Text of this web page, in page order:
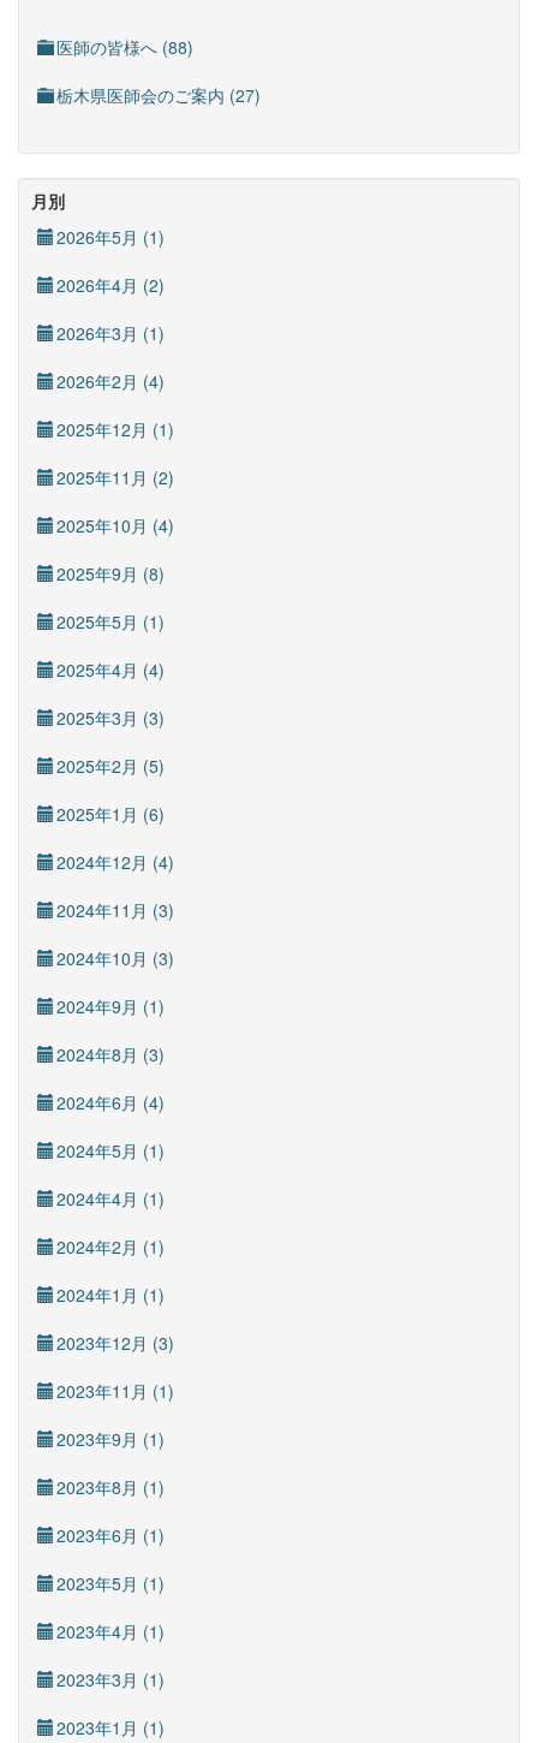
医師の皆様へ (88)
栃木県医師会のご案内 (27)
月別
2026年5月 (1)
2026年4月 (2)
2026年3月 (1)
2026年2月 (4)
2025年12月 (1)
2025年11月 (2)
2025年10月 (4)
2025年9月 (8)
2025年5月 (1)
2025年4月 (4)
2025年3月 (3)
2025年2月 (5)
2025年1月 (6)
2024年12月 (4)
2024年11月 (3)
2024年10月 (3)
2024年9月 (1)
2024年8月 (3)
2024年6月 (4)
2024年5月 (1)
2024年4月 (1)
2024年2月 (1)
2024年1月 (1)
2023年12月 (3)
2023年11月 (1)
2023年9月 (1)
2023年8月 (1)
2023年6月 (1)
2023年5月 (1)
2023年4月 (1)
2023年3月 (1)
2023年1月 (1)